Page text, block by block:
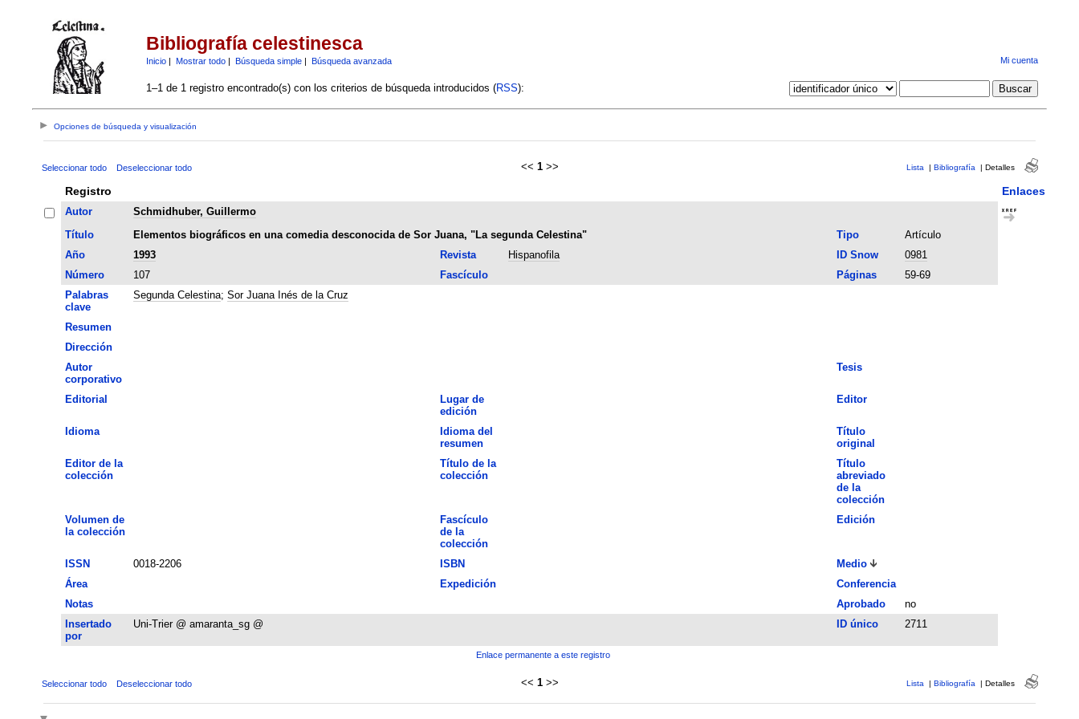
Bibliografía celestinesca
Inicio| Mostrar todo| Búsqueda simple| Búsqueda avanzada Mi cuenta
1–1 de 1 registro encontrado(s) con los criterios de búsqueda introducidos (RSS):
Opciones de búsqueda y visualización
Seleccionar todo Deseleccionar todo << 1 >> Lista | Bibliografía | Detalles
Registro Enlaces
Autor
Schmidhuber, Guillermo
Título
Elementos biográficos en una comedia desconocida de Sor Juana, "La segunda Celestina" Tipo
Artículo
Año
1993 Revista Hispanofila ID Snow
0981
Número
107 Fascículo Páginas
59-69
Palabras
clave
Segunda Celestina; Sor Juana Inés de la Cruz
Resumen
Dirección
Autor
corporativo
Tesis
Editorial
Lugar de
edición
Editor
Idioma
Idioma del
resumen
Título
original
Editor de la
colección
Título de la
colección
Título
abreviado
de la
colección
Volumen de
la colección
Fascículo
de la
colección
Edición
ISSN 0018-2206 ISBN
Medio
Área
Expedición
Conferencia
Notas
Aprobado
no
Insertado
por
Uni-Trier @ amaranta_sg @ ID único 2711
Enlace permanente a este registro
Seleccionar todo Deseleccionar todo << 1 >> Lista | Bibliografía | Detalles